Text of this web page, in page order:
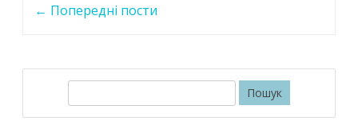
navigation
← Попередні пости